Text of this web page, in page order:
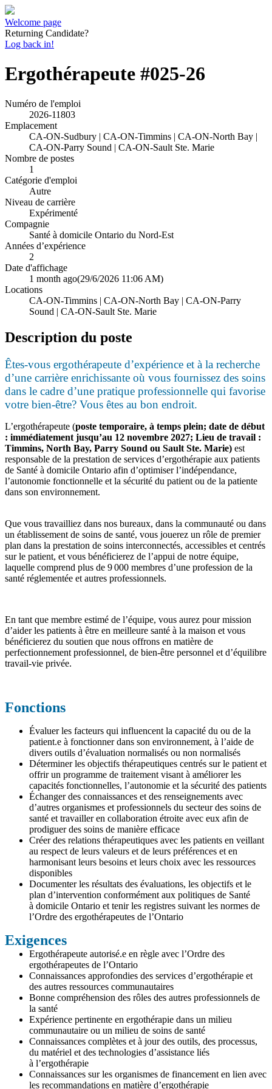
Welcome page
Returning Candidate?
Log back in!
Ergothérapeute #025-26
Numéro de l'emploi
2026-11803
Emplacement
CA-ON-Sudbury | CA-ON-Timmins | CA-ON-North Bay |
CA-ON-Parry Sound | CA-ON-Sault Ste. Marie
Nombre de postes
1
Catégorie d'emploi
Autre
Niveau de carrière
Expérimenté
Compagnie
Santé à domicile Ontario du Nord-Est
Années d’expérience
2
Date d'affichage
1 month ago(29/6/2026 11:06 AM)
Locations
CA-ON-Timmins | CA-ON-North Bay | CA-ON-Parry
Sound | CA-ON-Sault Ste. Marie
Description du poste
Êtes‑vous ergothérapeute d’expérience et à la recherche
d’une carrière enrichissante où vous fournissez des soins
dans le cadre d’une pratique professionnelle qui favorise
votre bien‑être? Vous êtes au bon endroit.
L’ergothérapeute (poste temporaire, à temps plein; date de début
: immédiatement jusqu’au 12 novembre 2027; Lieu de travail :
Timmins, North Bay, Parry Sound ou Sault Ste. Marie) est
responsable de la prestation de services d’ergothérapie aux patients
de Santé à domicile Ontario afin d’optimiser l’indépendance,
l’autonomie fonctionnelle et la sécurité du patient ou de la patiente
dans son environnement.
Que vous travailliez dans nos bureaux, dans la communauté ou dans
un établissement de soins de santé, vous jouerez un rôle de premier
plan dans la prestation de soins interconnectés, accessibles et centrés
sur le patient, et vous bénéficierez de l’appui de notre équipe,
laquelle comprend plus de 9 000 membres d’une profession de la
santé réglementée et autres professionnels.
En tant que membre estimé de l’équipe, vous aurez pour mission
d’aider les patients à être en meilleure santé à la maison et vous
bénéficierez du soutien que nous offrons en matière de
perfectionnement professionnel, de bien‑être personnel et d’équilibre
travail-vie privée.
Fonctions
Évaluer les facteurs qui influencent la capacité du ou de la
patient.e à fonctionner dans son environnement, à l’aide de
divers outils d’évaluation normalisés ou non normalisés
Déterminer les objectifs thérapeutiques centrés sur le patient et
offrir un programme de traitement visant à améliorer les
capacités fonctionnelles, l’autonomie et la sécurité des patients
Échanger des connaissances et des renseignements avec
d’autres organismes et professionnels du secteur des soins de
santé et travailler en collaboration étroite avec eux afin de
prodiguer des soins de manière efficace
Créer des relations thérapeutiques avec les patients en veillant
au respect de leurs valeurs et de leurs préférences et en
harmonisant leurs besoins et leurs choix avec les ressources
disponibles
Documenter les résultats des évaluations, les objectifs et le
plan d’intervention conformément aux politiques de Santé
à domicile Ontario et tenir les registres suivant les normes de
l’Ordre des ergothérapeutes de l’Ontario
Exigences
Ergothérapeute autorisé.e en règle avec l’Ordre des
ergothérapeutes de l’Ontario
Connaissances approfondies des services d’ergothérapie et
des autres ressources communautaires
Bonne compréhension des rôles des autres professionnels de
la santé
Expérience pertinente en ergothérapie dans un milieu
communautaire ou un milieu de soins de santé
Connaissances complètes et à jour des outils, des processus,
du matériel et des technologies d’assistance liés
à l’ergothérapie
Connaissances sur les organismes de financement en lien avec
les recommandations en matière d’ergothérapie